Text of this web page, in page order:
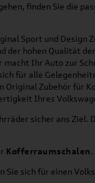
finden Sie die
Sport und
der hohen Qualität
Ihr Auto zur
für alle
Zubehör für
Ihres
sicher ans Ziel.
Kofferraumschalen.
Sie sich für einen